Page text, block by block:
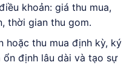
khoản: giá thu mua,
thời gian thu gom.
hoặc thu mua định kỳ, ký
định lâu dài và tạo sự